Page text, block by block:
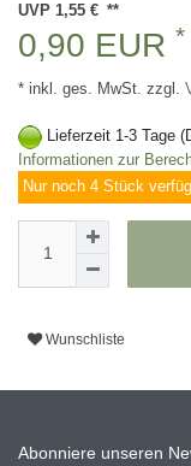
UVP 1,55 €
0,90 EUR *
* inkl. ges. MwSt. zzgl.
Lieferzeit 1-3 Tage
Informationen zur
Nur noch 4 Stück
Wunschliste
Abonniere unseren